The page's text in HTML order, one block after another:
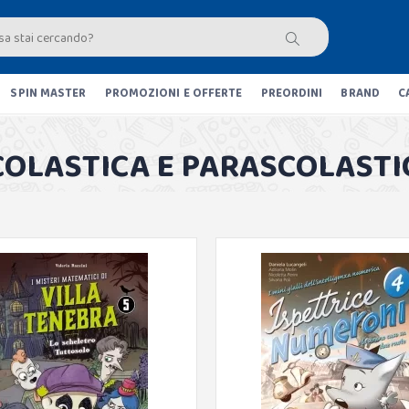
SPIN MASTER PROMOZIONI E OFFERTE PREORDINI BRAND
E